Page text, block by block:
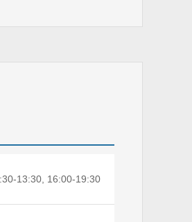
13:30, 16:00-19:30